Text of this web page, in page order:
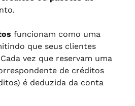
funcionam como uma
que seus clientes
vez que reservam uma
de créditos
é deduzida da conta